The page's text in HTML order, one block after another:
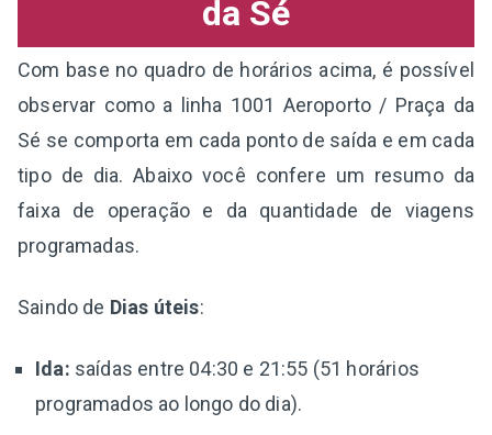
da Sé
Com base no quadro de horários acima, é possível
observar como a linha 1001 Aeroporto / Praça da
Sé se comporta em cada ponto de saída e em cada
tipo de dia. Abaixo você confere um resumo da
faixa de operação e da quantidade de viagens
programadas.
Saindo de Dias úteis:
Ida: saídas entre 04:30 e 21:55 (51 horários
programados ao longo do dia).